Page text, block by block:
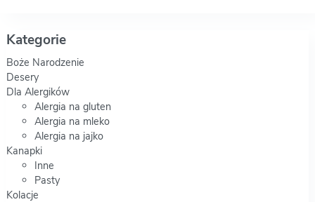
Kategorie
Boże Narodzenie
Desery
Dla Alergików
Alergia na gluten
Alergia na mleko
Alergia na jajko
Kanapki
Inne
Pasty
Kolacje